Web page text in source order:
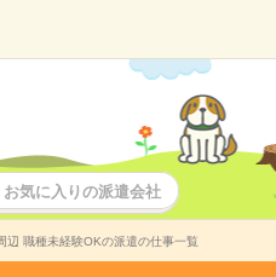
お気に入りの派遣会社
辺 職種未経験OKの派遣の仕事一覧